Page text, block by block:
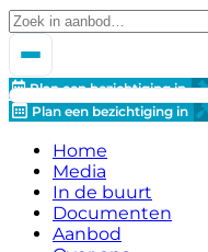
Plan een bezichtiging in
Plan een bezichtiging in
Home
Media
In de buurt
Documenten
Aanbod